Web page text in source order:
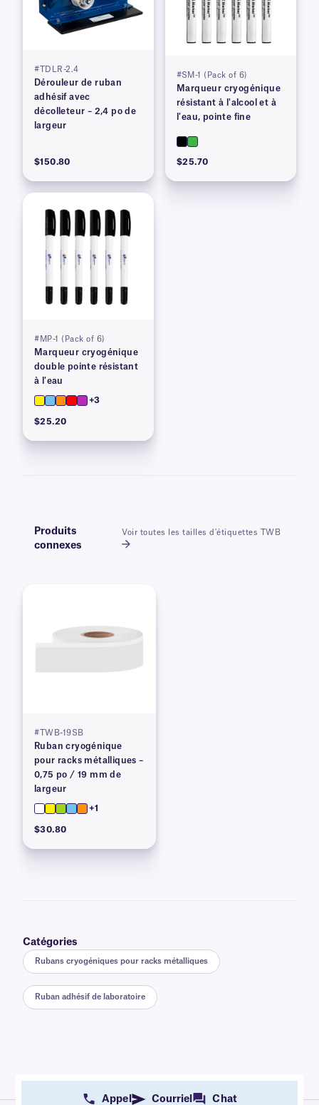
#TDLR-2.4
Dérouleur de ruban
adhésif avec
décolleteur – 2,4 po de
largeur
$150.80
#SM-1 (Pack of 6)
Marqueur cryogénique
résistant à l'alcool et à
l'eau, pointe fine
$25.70
#MP-1 (Pack of 6)
Marqueur cryogénique
double pointe résistant
à l'eau
+3
$25.20
Produits
connexes
Voir toutes les tailles d'étiquettes TWB
#TWB-19SB
Ruban cryogénique
pour racks métalliques –
0,75 po / 19 mm de
largeur
+1
$30.80
Catégories
Rubans cryogéniques pour racks métalliques
Ruban adhésif de laboratoire
Appel Courriel Chat